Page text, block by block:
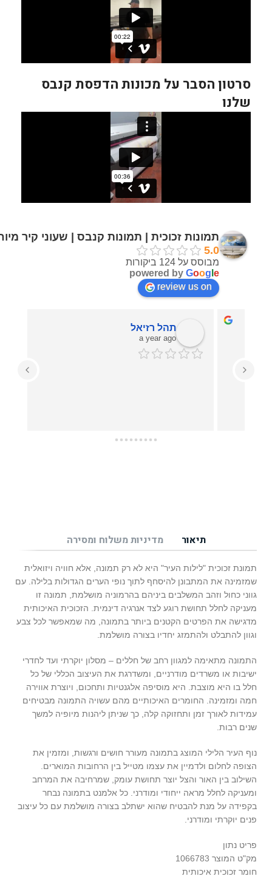
סרטון הסבר על מכונות הדפסת קנבס
שלנו
תמונות זכוכית | תמונות קנבס | שעוני קיר
5.0
מבוסס על 124 ביקורות
powered by Goog e
review us on
ליאם נועם
a year ago
תיאור מדיניות משלוח ומסירה
תמונת זכוכית "לילות העיר" היא לא רק תמונה, אלא חוויה ויזואלית
שמזמינה את המתבונן להיסחף לתוך נופי הערים הגדולות בלילה. עם
גווני כחול וזהב המשלבים ביניהם בהרמוניה מושלמת, תמונה זו
מעניקה לחלל תחושת רוגע לצד אנרגיה דינמית. הזכוכית האיכותית
מדגישה את הפרטים הקטנים ביותר בתמונה, מה שמאפשר לכל צבע
וגוון להתבלט ולהתמזג יחדיו בצורה מושלמת.
התמונה מתאימה למגוון רחב של חללים – מסלון יוקרתי ועד לחדרי
ישיבות או משרדים מודרניים, ומשדרגת את העיצוב הכללי של כל
חלל בו היא מוצבת. היא מוסיפה אלגנטיות ותחכום, ויוצרת אווירה
חמה ומזמינה. החומרים האיכותיים מהם עשויה התמונה מבטיחים
עמידות לאורך זמן ותחזוקה קלה, כך שניתן ליהנות מיופיה למשך
שנים רבות.
נוף העיר הלילי המוצג בתמונה מעורר חושים ורגשות, ומזמין את
הצופה לחלום ולדמיין את עצמו מטייל בין הרחובות המוארים.
השילוב בין האור והצל יוצר תחושת עומק, שמרחיבה את המרחב
ומעניקה לחלל מראה ייחודי ומודרני. כל אלמנט בתמונה נבחר
בקפידה על מנת להבטיח שהוא ישתלב בצורה מושלמת עם כל עיצוב
פנים יוקרתי ומודרני.
פריט נתון
מק"ט המוצר 1066783
חומר זכוכית איכותית